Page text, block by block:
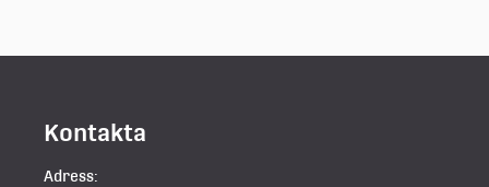
Kontakta
Adress: